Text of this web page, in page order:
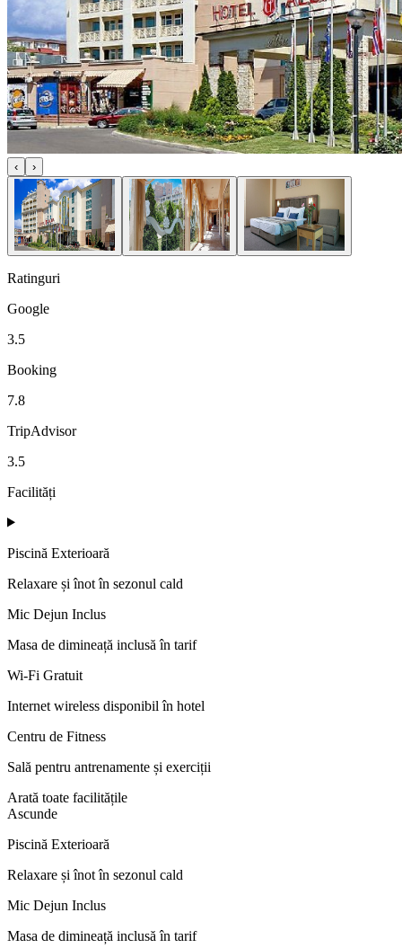
‹ ›
Ratinguri
Google
3.5
Booking
7.8
TripAdvisor
3.5
Facilități
Piscină Exterioară
Relaxare și înot în sezonul cald
Mic Dejun Inclus
Masa de dimineață inclusă în tarif
Wi-Fi Gratuit
Internet wireless disponibil în hotel
Centru de Fitness
Sală pentru antrenamente și exerciții
Arată toate facilitățile
Ascunde
Piscină Exterioară
Relaxare și înot în sezonul cald
Mic Dejun Inclus
Masa de dimineață inclusă în tarif